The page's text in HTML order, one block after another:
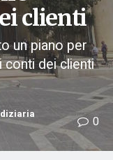
clienti
un piano per
dei clienti
0